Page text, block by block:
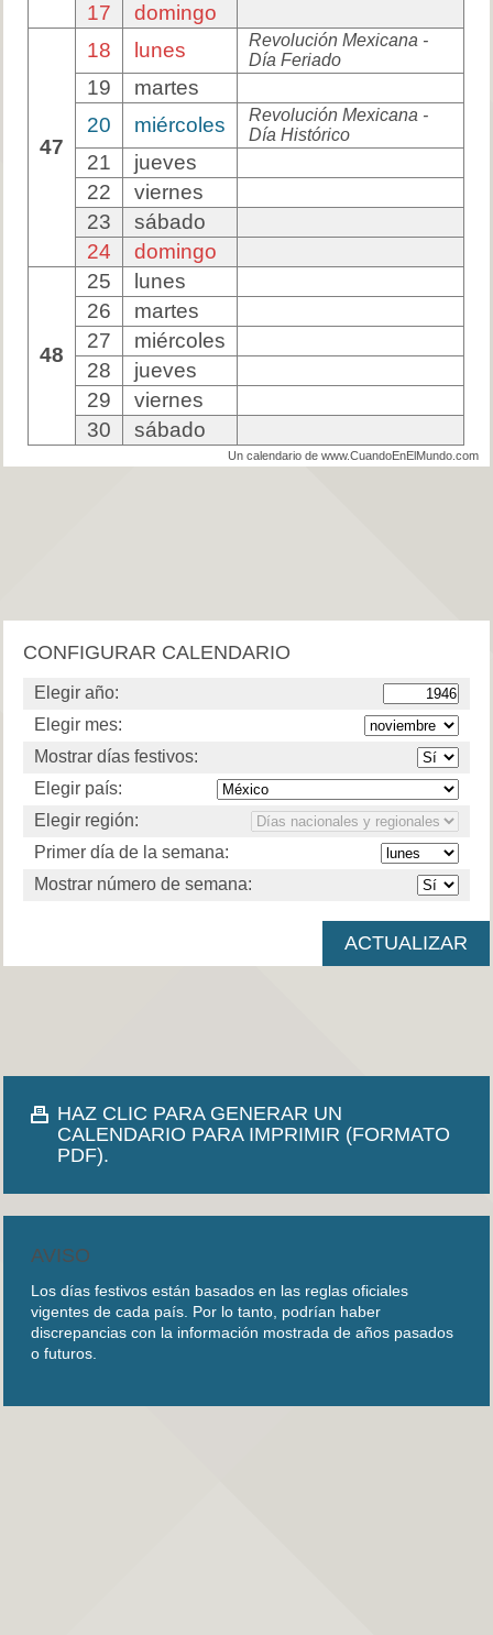
17
domingo
47
18 lunes
Revolución Mexicana -
Día Feriado
19
martes
20
miércoles
Revolución Mexicana -
Día Histórico
21
jueves
22
viernes
23
sábado
24
domingo
48
25
lunes
26
martes
27
miércoles
28
jueves
29
viernes
30
sábado
Un calendario de www.CuandoEnElMundo.com
CONFIGURAR CALENDARIO
Elegir año:
Elegir mes:
Mostrar días festivos:
Elegir país:
Elegir región:
Primer día de la semana:
Mostrar número de semana:
HAZ CLIC PARA GENERAR UN
CALENDARIO PARA IMPRIMIR (FORMATO
PDF).
AVISO
Los días festivos están basados en las reglas oficiales
vigentes de cada país. Por lo tanto, podrían haber
discrepancias con la información mostrada de años pasados
o futuros.